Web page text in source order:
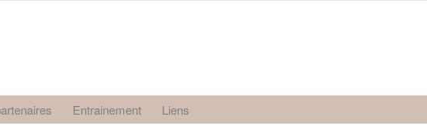
Entrainement Liens